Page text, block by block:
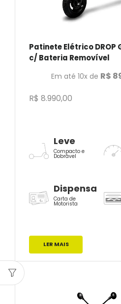
Patinete Elétrico DROP
c/ Bateria Removível
Em até 10x de R$
R$ 8.990,00
Leve
Compacto e
Dobrável
Dispensa
Carta de
Motorista
LER MAIS